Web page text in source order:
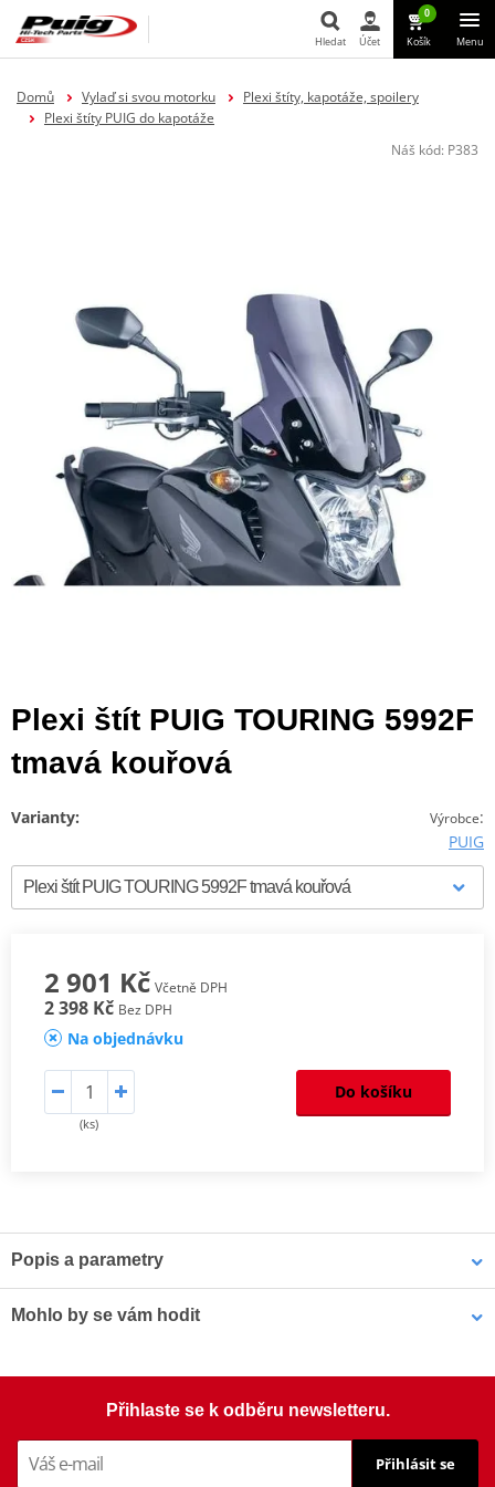
Hledat
Hledat Účet
0
Košík Menu
Domů Vylaď si svou motorku
Plexi štíty, kapotáže, spoilery
Plexi štíty PUIG do kapotáže
Náš kód: P383
Plexi štít PUIG TOURING 5992F
tmavá kouřová
Výrobce:
PUIG
Varianty:
2 901 Kč Včetně DPH
2 398 Kč Bez DPH
Na objednávku
(ks)
Do košíku
Popis a parametry
Mohlo by se vám hodit
Přihlaste se k odběru newsletteru.
Přihlásit se